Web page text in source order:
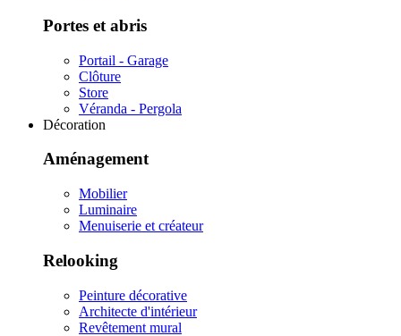
Portes et abris
Portail - Garage
Clôture
Store
Véranda - Pergola
Décoration
Aménagement
Mobilier
Luminaire
Menuiserie et créateur
Relooking
Peinture décorative
Architecte d'intérieur
Revêtement mural